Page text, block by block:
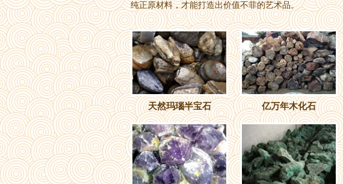
纯正原材料，才能打造出价值不菲的艺术品。
天然玛瑙半宝石 亿万年木化石